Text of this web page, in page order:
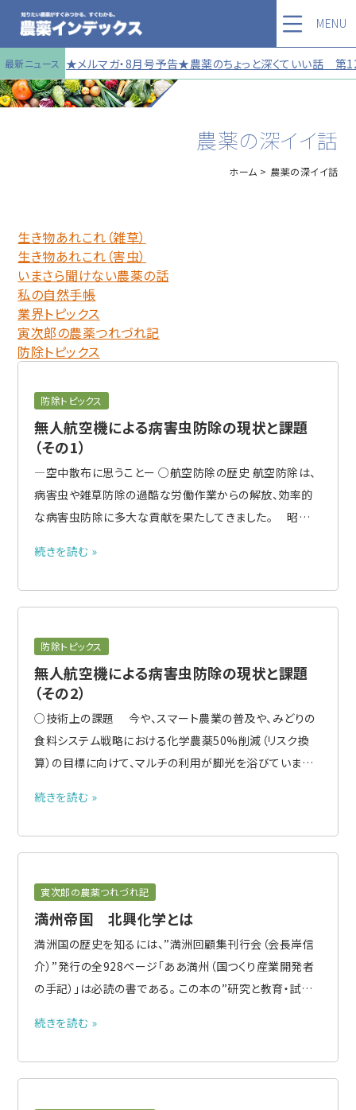
最新ニュース★メルマガ・8月号予告★農薬のちょっと深くていい話 第
MENU
農薬の深イイ話
ホーム 農薬の深イイ話
生き物あれこれ（雑草）
生き物あれこれ（害虫）
いまさら聞けない農薬の話
私の自然手帳
業界トピックス
寅次郎の農薬つれづれ記
防除トピックス
防除トピックス
無人航空機による病害虫防除の現状と課題
（その1）
―空中散布に思うことー ○航空防除の歴史 航空防除は、
病害虫や雑草防除の過酷な労働作業からの解放、効率的
な病害虫防除に多大な貢献を果たしてきました。 昭和3
た平成の初めころに無人ヘリの事業化がはじまりました。
わゆるドローン..
続きを読む »
防除トピックス
無人航空機による病害虫防除の現状と課題
（その2）
○技術上の課題 今や、スマート農業の普及や、みどりの
食料システム戦略における化学農薬50%削減（リスク換
算）の目標に向けて、マルチの利用が脚光を浴びています。
持ち運びが容易なこと、マイドローンであれば防除したい
があります..
続きを読む »
寅次郎の農薬つれづれ記
満州帝国 北興化学とは
満洲国の歴史を知るには、”満洲回顧集刊行会（会長岸信
介）”発行の全928ページ「ああ満州（国つくり産業開発者
の手記）」は必読の書である。 この本の”研究と教育・試験
公主嶺農試の熊岳城分場で同僚だった西圭一さんについ
る。戦後派の一般..
続きを読む »